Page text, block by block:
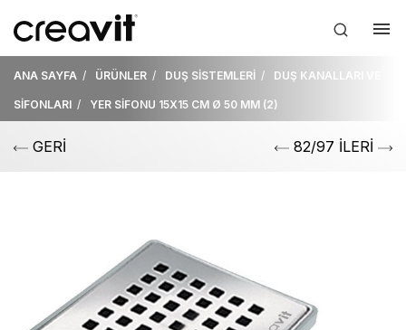
ANA SAYFA ÜRÜNLER DUŞ SİSTEMLERİ DUŞ KANALLARI VE
SİFONLARI YER SİFONU 15X15 CM Ø 50 MM (2)
GERİ 82/97 İLERİ